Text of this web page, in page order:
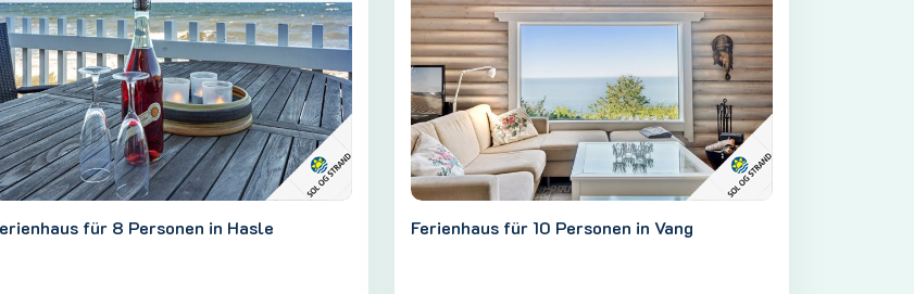
für 8 Personen in Hasle Ferienhaus für 10 Personen in Vang